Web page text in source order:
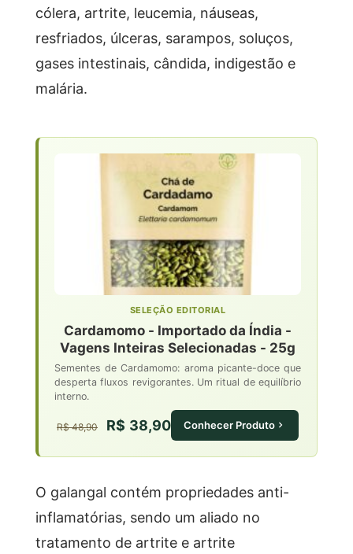
cólera, artrite, leucemia, náuseas,
resfriados, úlceras, sarampos, soluços,
gases intestinais, cândida, indigestão e
malária.
SELEÇÃO EDITORIAL
Cardamomo - Importado da Índia -
Vagens Inteiras Selecionadas - 25g
Sementes de Cardamomo: aroma picante-doce que
desperta fluxos revigorantes. Um ritual de equilíbrio
interno.
R$ 48,90 R$ 38,90 Conhecer Produto
O galangal contém propriedades anti-
inflamatórias, sendo um aliado no
tratamento de artrite e artrite